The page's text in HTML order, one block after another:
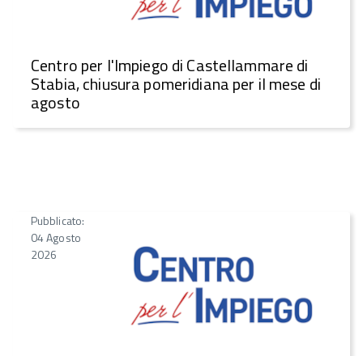
Centro per l'Impiego di Castellammare di
Stabia, chiusura pomeridiana per il mese di
agosto
Pubblicato:
04 Agosto
2026